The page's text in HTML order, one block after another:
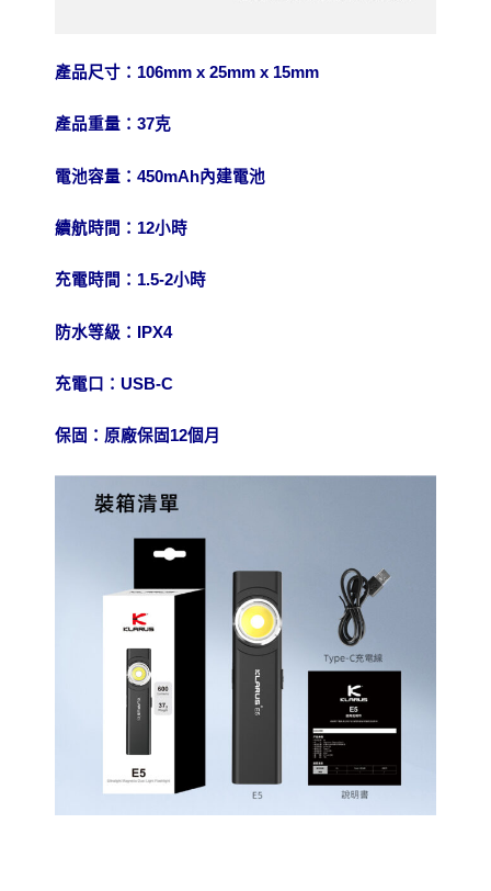
產品尺寸：106mm x 25mm x 15mm
產品重量：37克
電池容量：450mAh內建電池
續航時間：12小時
充電時間：1.5-2小時
防水等級：IPX4
充電口：USB-C
保固：原廠保固12個月